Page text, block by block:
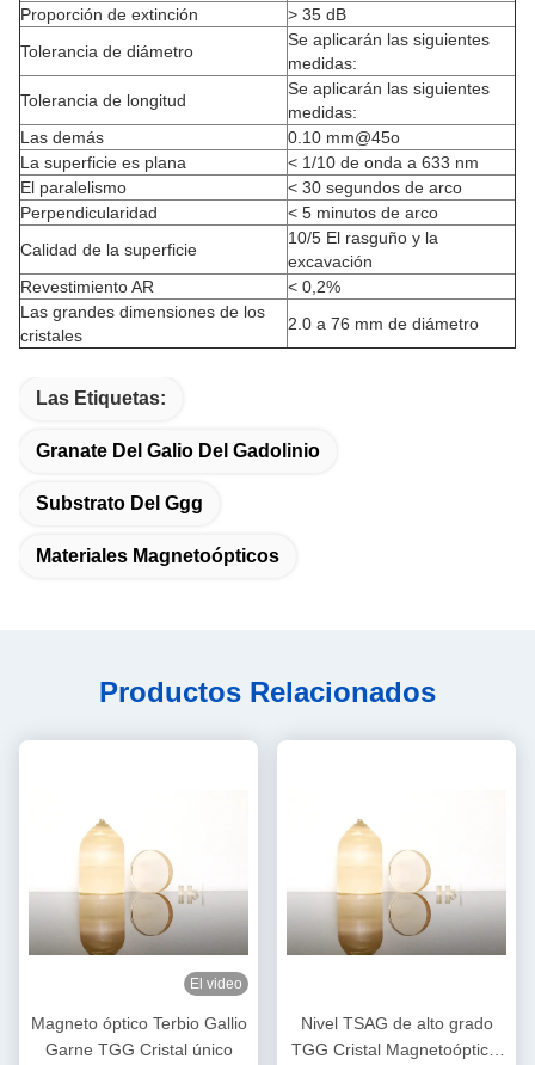
Proporción de extinción
> 35 dB
Tolerancia de diámetro
Se aplicarán las siguientes
medidas:
Tolerancia de longitud
Se aplicarán las siguientes
medidas:
Las demás
0.10 mm@45o
La superficie es plana
< 1/10 de onda a 633 nm
El paralelismo
< 30 segundos de arco
Perpendicularidad
< 5 minutos de arco
Calidad de la superficie
10/5 El rasguño y la
excavación
Revestimiento AR
< 0,2%
Las grandes dimensiones de los
cristales
2.0 a 76 mm de diámetro
Las Etiquetas:
Granate Del Galio Del Gadolinio
Substrato Del Ggg
Materiales Magnetoópticos
Productos Relacionados
El video
Magneto óptico Terbio Gallio
Garne TGG Cristal único
Nivel TSAG de alto grado
TGG Cristal Magnetoóptico,